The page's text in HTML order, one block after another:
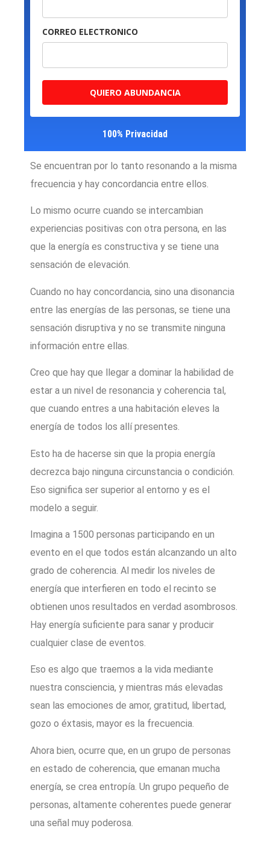
CORREO ELECTRONICO
QUIERO ABUNDANCIA
100% Privacidad
Se encuentran por lo tanto resonando a la misma
frecuencia y hay concordancia entre ellos.
Lo mismo ocurre cuando se intercambian
experiencias positivas con otra persona, en las
que la energía es constructiva y se tiene una
sensación de elevación.
Cuando no hay concordancia, sino una disonancia
entre las energías de las personas, se tiene una
sensación disruptiva y no se transmite ninguna
información entre ellas.
Creo que hay que llegar a dominar la habilidad de
estar a un nivel de resonancia y coherencia tal,
que cuando entres a una habitación eleves la
energía de todos los allí presentes.
Esto ha de hacerse sin que la propia energía
decrezca bajo ninguna circunstancia o condición.
Eso significa ser superior al entorno y es el
modelo a seguir.
Imagina a 1500 personas participando en un
evento en el que todos están alcanzando un alto
grado de coherencia. Al medir los niveles de
energía que interfieren en todo el recinto se
obtienen unos resultados en verdad asombrosos.
Hay energía suficiente para sanar y producir
cualquier clase de eventos.
Eso es algo que traemos a la vida mediante
nuestra consciencia, y mientras más elevadas
sean las emociones de amor, gratitud, libertad,
gozo o éxtasis, mayor es la frecuencia.
Ahora bien, ocurre que, en un grupo de personas
en estado de coherencia, que emanan mucha
energía, se crea entropía. Un grupo pequeño de
personas, altamente coherentes puede generar
una señal muy poderosa.